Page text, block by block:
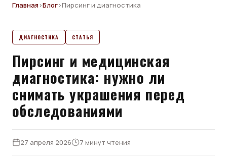
Главная›Блог›Пирсинг и диагностика
ДИАГНОСТИКА СТАТЬЯ
Пирсинг и медицинская
диагностика: нужно ли
снимать украшения перед
обследованиями
27 апреля 2026 7 минут чтения